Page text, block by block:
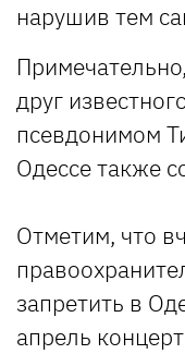
нарушив тем
друг
псевдонимом
Одессе также
Отметим, что
запретить в
апрель